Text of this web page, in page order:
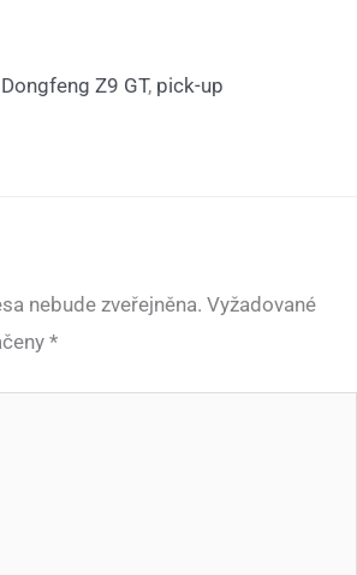
Dongfeng Z9 GT, pick-up
nebude zveřejněna. Vyžadované
*